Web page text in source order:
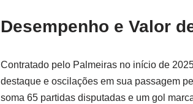
Desempenho e Valor
Contratado pelo Palmeiras no início de
destaque e oscilações em sua passagem
soma 65 partidas disputadas e um gol